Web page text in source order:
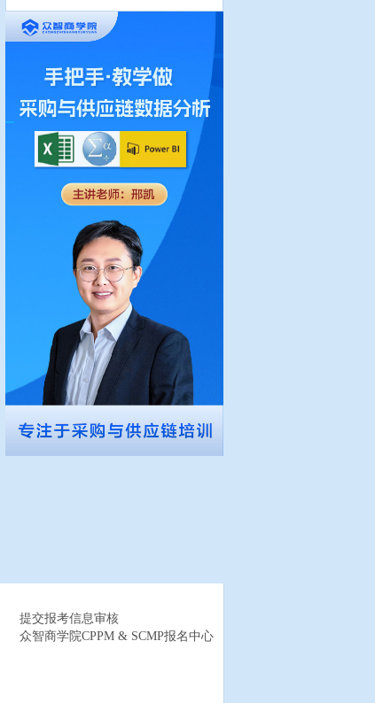
提交报考信息审核
众智商学院CPPM & SCMP报名中心